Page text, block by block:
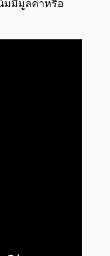
มมีมูลค่าหรือ